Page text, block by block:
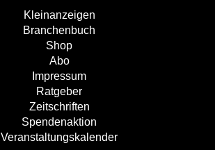
Kleinanzeigen
Branchenbuch
Shop
Abo
Impressum
Ratgeber
Zeitschriften
Spendenaktion
Veranstaltungskalender